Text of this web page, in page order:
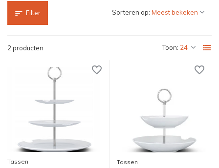
Filter
2 producten Toon:
Sorteren op:
Tassen Tassen